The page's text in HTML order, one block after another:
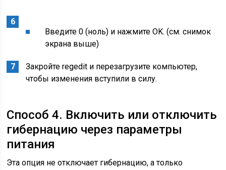
Введите 0 (ноль) и нажмите OK. (см. снимок
экрана выше)
Закройте regedit и перезагрузите компьютер,
чтобы изменения вступили в силу.
Способ 4. Включить или отключить
гибернацию через параметры
питания
Эта опция не отключает гибернацию, а только